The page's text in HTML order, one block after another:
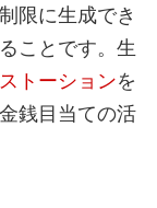
限に生成でき
ことです。生
トーションを
銭目当ての活